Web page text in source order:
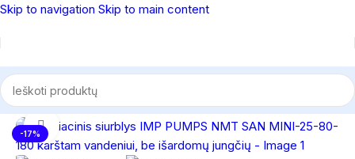
Skip to navigation Skip to main content
/Cirkuliaciniai siurbliai/Cirkuliaciniai siurbliai karštam vandeniui
-17%
Spustelėkite, norėdami padidinti